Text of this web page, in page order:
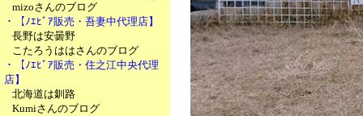
mizoさんのブログ
・【ﾉｴﾋﾞｱ販売・吾妻中代理店】
長野は安曇野
こたろうははさんのブログ
・【ﾉｴﾋﾞｱ販売・住之江中央代理
店】
北海道は釧路
Kumiさんのブログ